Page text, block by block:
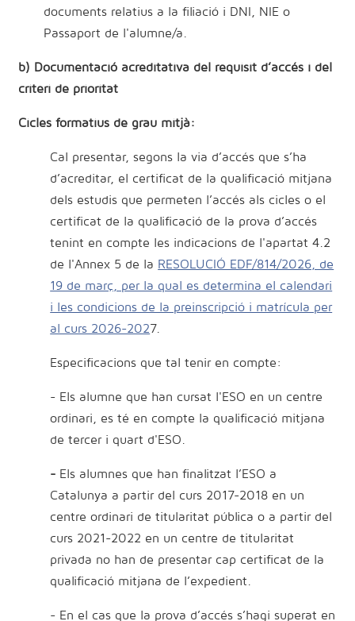
documents relatius a la filiació i DNI, NIE o
Passaport de l'alumne/a.
b) Documentació acreditativa del requisit d’accés i del
criteri de prioritat
Cicles formatius de grau mitjà:
Cal presentar, segons la via d’accés que s’ha
d’acreditar, el certificat de la qualificació mitjana
dels estudis que permeten l’accés als cicles o el
certificat de la qualificació de la prova d’accés
tenint en compte les indicacions de l'apartat 4.2
de l'Annex 5 de la RESOLUCIÓ EDF/814/2026, de
19 de març, per la qual es determina el calendari
i les condicions de la preinscripció i matrícula per
al curs 2026-2027.
Especificacions que tal tenir en compte:
- Els alumne que han cursat l'ESO en un centre
ordinari, es té en compte la qualificació mitjana
de tercer i quart d'ESO.
- Els alumnes que han finalitzat l’ESO a
Catalunya a partir del curs 2017-2018 en un
centre ordinari de titularitat pública o a partir del
curs 2021-2022 en un centre de titularitat
privada no han de presentar cap certificat de la
qualificació mitjana de l’expedient.
- En el cas que la prova d’accés s’hagi superat en